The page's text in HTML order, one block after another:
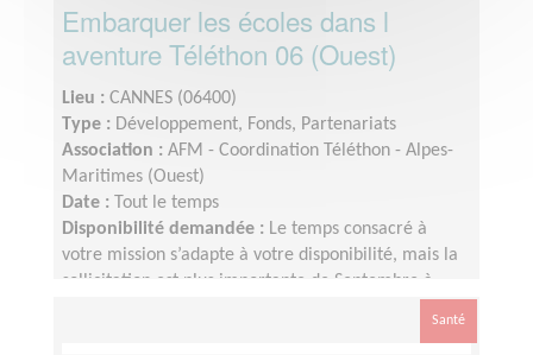
Embarquer les écoles dans l
aventure Téléthon 06 (Ouest)
Lieu : CANNES (06400)
Type : Développement, Fonds, Partenariats
Association : AFM - Coordination Téléthon - Alpes-
Maritimes (Ouest)
Date :
Tout le temps
Disponibilité demandée : Le temps consacré à
votre mission s’adapte à votre disponibilité, mais la
sollicitation est plus importante de Septembre à
Santé